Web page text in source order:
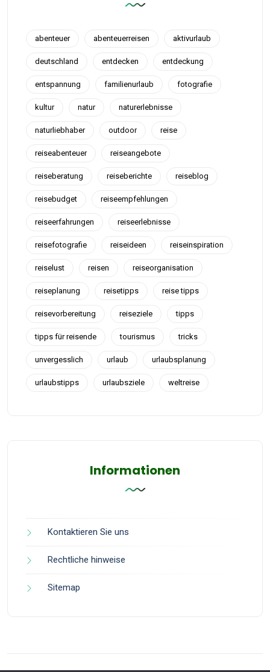
abenteuer abenteuerreisen aktivurlaub
deutschland entdecken entdeckung
entspannung familienurlaub fotografie
kultur natur naturerlebnisse
naturliebhaber outdoor reise
reiseabenteuer reiseangebote
reiseberatung reiseberichte reiseblog
reisebudget reiseempfehlungen
reiseerfahrungen reiseerlebnisse
reisefotografie reiseideen reiseinspiration
reiselust reisen reiseorganisation
reiseplanung reisetipps reise tipps
reisevorbereitung reiseziele tipps
tipps für reisende tourismus tricks
unvergesslich urlaub urlaubsplanung
urlaubstipps urlaubsziele weltreise
Informationen
Kontaktieren Sie uns
Rechtliche hinweise
Sitemap